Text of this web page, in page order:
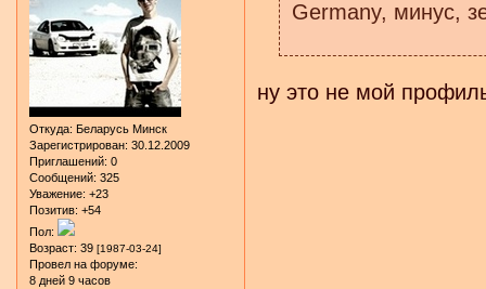
Откуда: Беларусь Минск
Зарегистрирован: 30.12.2009
Приглашений: 0
Сообщений: 325
Уважение: +23
Позитив: +54
Пол:
Возраст: 39 [1987-03-24]
Провел на форуме:
8 дней 9 часов
Germany, минус,
ну это не мой